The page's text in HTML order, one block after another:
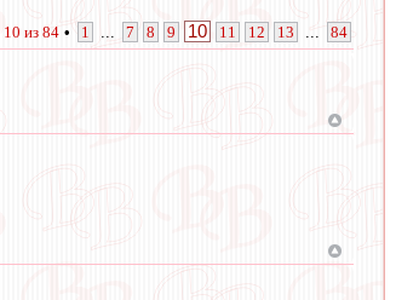
10 из 84 • 1 7 8 9 10 11 12 13 84